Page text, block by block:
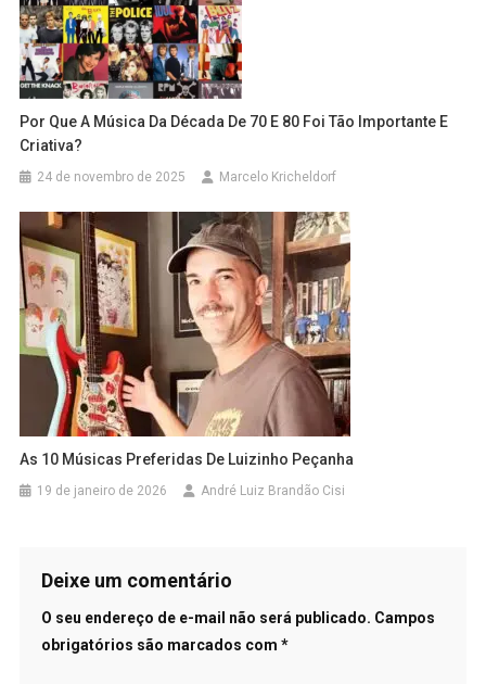
Por Que A Música Da Década De 70 E 80 Foi Tão Importante E
Criativa?
24 de novembro de 2025 Marcelo Kricheldorf
As 10 Músicas Preferidas De Luizinho Peçanha
19 de janeiro de 2026 André Luiz Brandão Cisi
Deixe um comentário
O seu endereço de e-mail não será publicado. Campos
obrigatórios são marcados com *